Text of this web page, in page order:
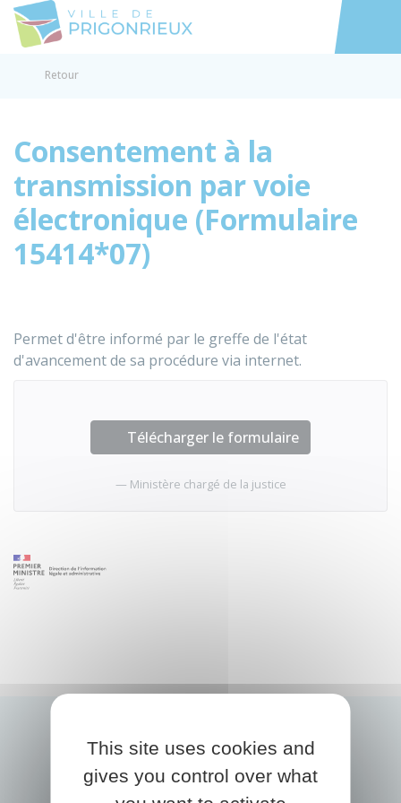
Accéder
Retour
Consentement à la
transmission par voie
électronique (Formulaire
15414*07)
Permet d'être informé par le greffe de l'état
d'avancement de sa procédure via internet.
Télécharger le formulaire
Ministère chargé de la justice
This site uses cookies and
gives you control over what